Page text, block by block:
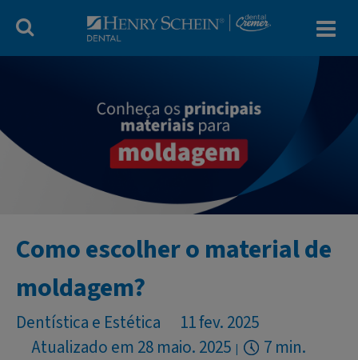
Como escolher o material de
moldagem?
Dentística e Estética
11 fev. 2025
Atualizado em 28 maio. 2025
7 min.